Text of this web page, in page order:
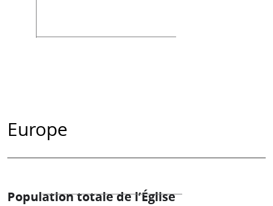
Europe
Population totale de l’Église